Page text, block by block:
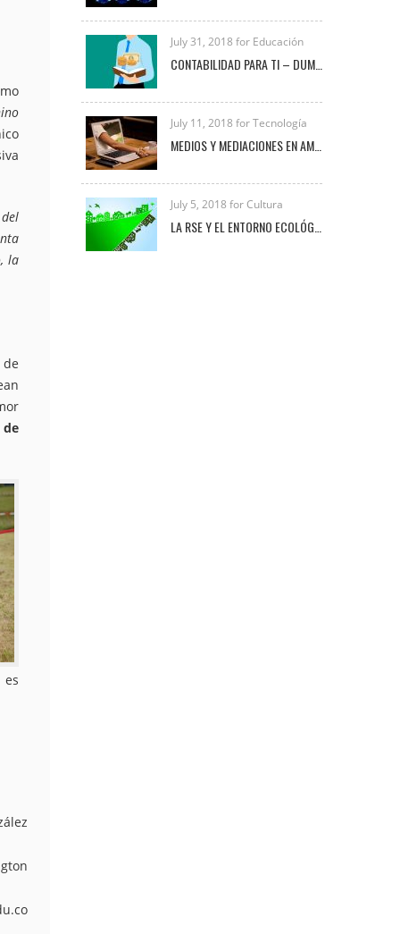
la
de
de
July 31, 2018 for Educación
July 11, 2018 for Tecnología
July 5, 2018 for Cultura